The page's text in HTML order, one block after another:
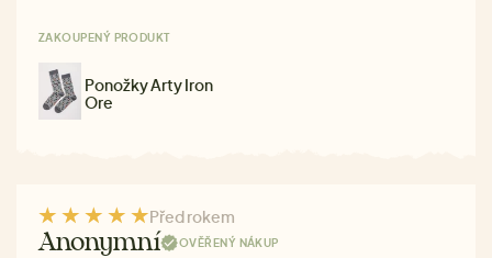
ZAKOUPENÝ PRODUKT
Ponožky Arty Iron
Ore
Před rokem
Anonymní OVĚŘENÝ NÁKUP